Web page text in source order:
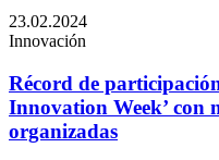
23.02.2024
Innovación
Récord de
Innovation Week’ con
organizadas